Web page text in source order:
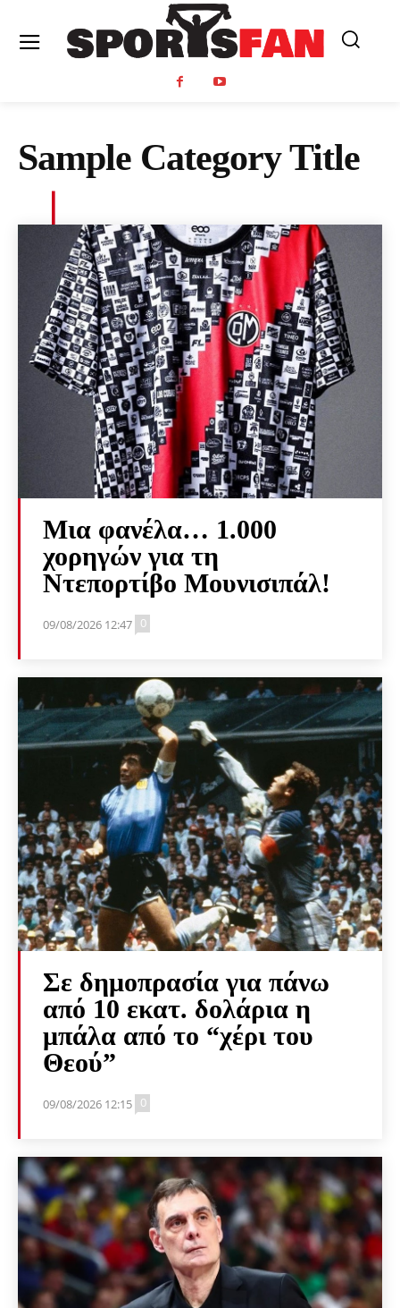
Sample Category Title
Μια φανέλα… 1.000
χορηγών για τη
Ντεπορτίβο Μουνισιπάλ!
09/08/2026 12:47 0
Σε δημοπρασία για πάνω
από 10 εκατ. δολάρια η
μπάλα από το “χέρι του
Θεού”
09/08/2026 12:15 0